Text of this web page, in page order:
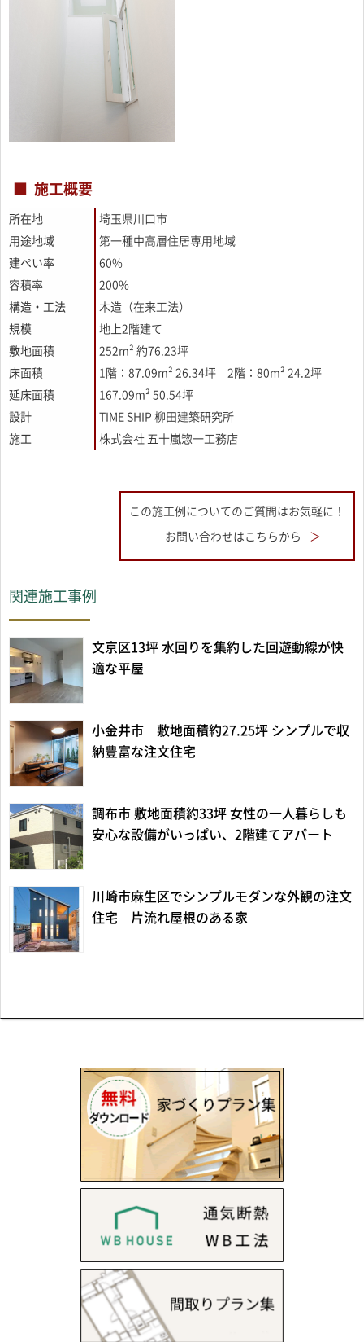
施工概要
所在地
埼玉県川口市
用途地域
第一種中高層住居専用地域
建ぺい率
60%
容積率
200%
構造・工法
木造（在来工法）
規模
地上2階建て
敷地面積
252m² 約76.23坪
床面積
1階：87.09m² 26.34坪 2階：80m² 24.2坪
延床面積
167.09m² 50.54坪
設計
TIME SHIP 柳田建築研究所
施工
株式会社 五十嵐惣一工務店
この施工例についてのご質問はお気軽に！
お問い合わせはこちらから
関連施工事例
文京区13坪 水回りを集約した回遊動線が快
適な平屋
小金井市 敷地面積約27.25坪 シンプルで収
納豊富な注文住宅
調布市 敷地面積約33坪 女性の一人暮らしも
安心な設備がいっぱい、2階建てアパート
川崎市麻生区でシンプルモダンな外観の注文
住宅 片流れ屋根のある家